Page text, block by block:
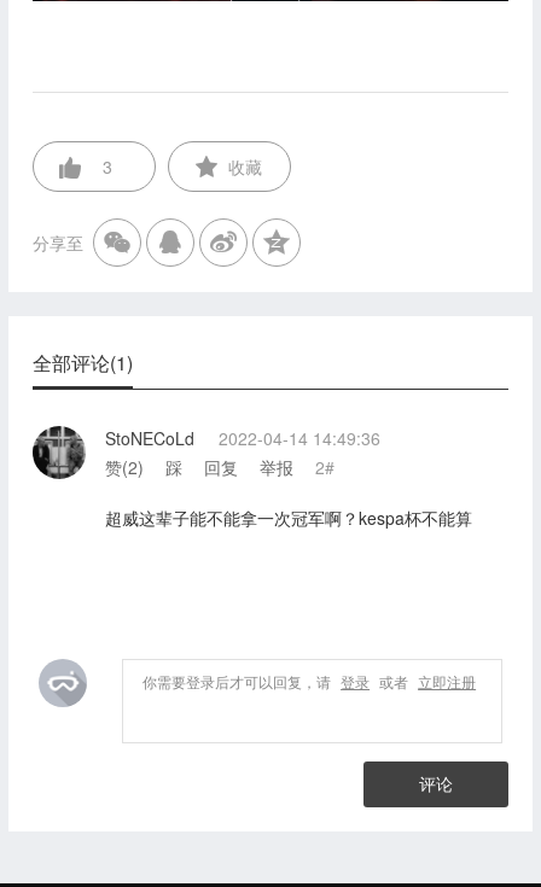
3 收藏
分享至
全部评论(1)
StoNECoLd
2022-04-14 14:49:36
赞(2) 踩 回复 举报 2#
超威这辈子能不能拿一次冠军啊？kespa杯不能算
你需要登录后才可以回复，请 登录 或者 立即注册
评论